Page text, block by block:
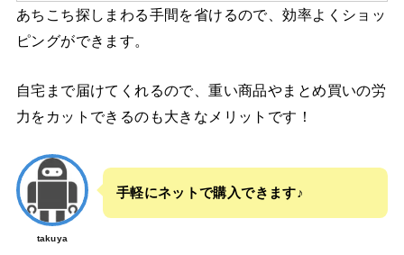
あちこち探しまわる手間を省けるので、効率よくショッ
ピングができます。
自宅まで届けてくれるので、重い商品やまとめ買いの労
力をカットできるのも大きなメリットです！
takuya
手軽にネットで購入できます♪